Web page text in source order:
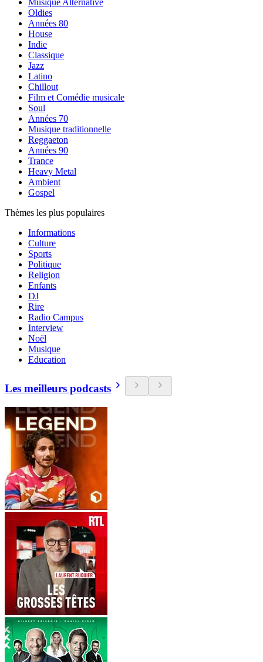
Musique Alternative
Oldies
Années 80
House
Indie
Classique
Jazz
Latino
Chillout
Film et Comédie musicale
Soul
Années 70
Musique traditionnelle
Reggaeton
Années 90
Trance
Heavy Metal
Ambient
Gospel
Thèmes les plus populaires
Informations
Culture
Sports
Politique
Religion
Enfants
DJ
Rire
Radio Campus
Interview
Noël
Musique
Education
Les meilleurs podcasts